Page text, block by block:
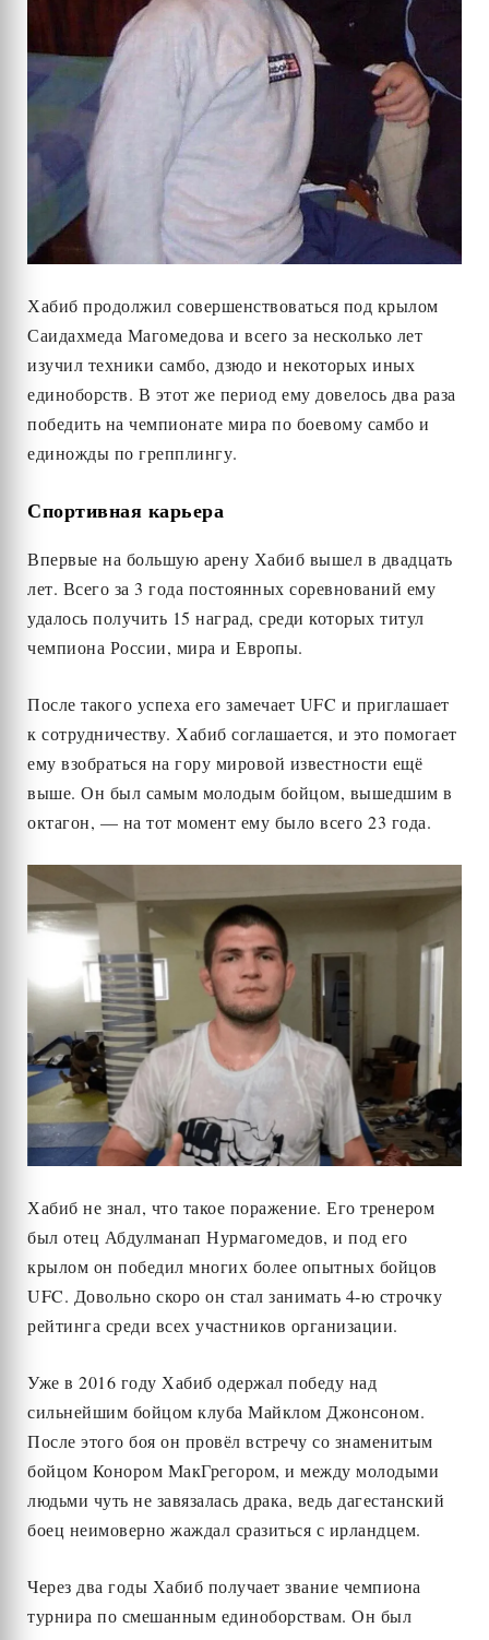
Хабиб продолжил совершенствоваться под крылом
Саидахмеда Магомедова и всего за несколько лет
изучил техники самбо, дзюдо и некоторых иных
единоборств. В этот же период ему довелось два раза
победить на чемпионате мира по боевому самбо и
единожды по грепплингу.
Спортивная карьера
Впервые на большую арену Хабиб вышел в двадцать
лет. Всего за 3 года постоянных соревнований ему
удалось получить 15 наград, среди которых титул
чемпиона России, мира и Европы.
После такого успеха его замечает UFC и приглашает
к сотрудничеству. Хабиб соглашается, и это помогает
ему взобраться на гору мировой известности ещё
выше. Он был самым молодым бойцом, вышедшим в
октагон, — на тот момент ему было всего 23 года.
Хабиб не знал, что такое поражение. Его тренером
был отец Абдулманап Нурмагомедов, и под его
крылом он победил многих более опытных бойцов
UFC. Довольно скоро он стал занимать 4-ю строчку
рейтинга среди всех участников организации.
Уже в 2016 году Хабиб одержал победу над
сильнейшим бойцом клуба Майклом Джонсоном.
После этого боя он провёл встречу со знаменитым
бойцом Конором МакГрегором, и между молодыми
людьми чуть не завязалась драка, ведь дагестанский
боец неимоверно жаждал сразиться с ирландцем.
Через два годы Хабиб получает звание чемпиона
турнира по смешанным единоборствам. Он был